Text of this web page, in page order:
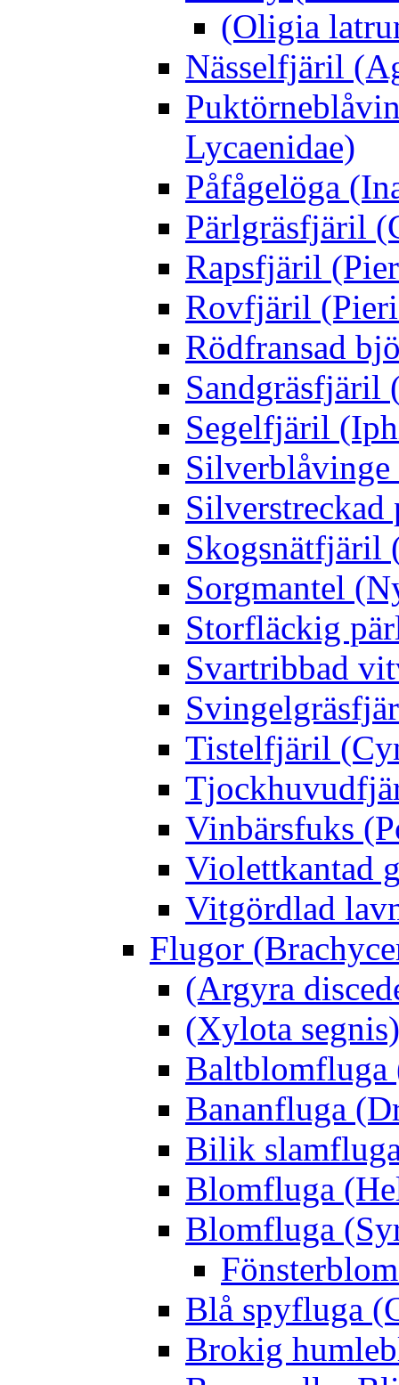
(Oligia
Nässelfjäril
Lycaenidae)
Påfågelöga
Pärlgräsfjäril
Rapsfjäril
Rovfjäril
Rödfransad
Sandgräsfjäril
Segelfjäril
Silverblåvinge
Skogsnätfjäril
Sorgmantel
Storfläckig
Svartribbad
Tistelfjäril
Vinbärsfuks
Violettkantad
Vitgördlad
Flugor
(Argyra
(Xylota segnis)
Baltblomfluga
Bananfluga
Bilik
Blomfluga
Blomfluga
Blå spyfluga
Brokig